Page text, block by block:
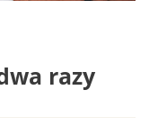
razy